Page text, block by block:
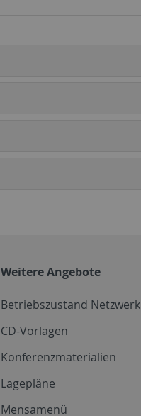
Weitere Angebote
Betriebszustand Netzwerk
CD-Vorlagen
Konferenzmaterialien
Lagepläne
Mensamenü